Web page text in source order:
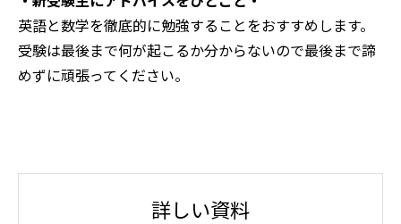
英語と数学を徹底的に勉強することをおすすめします。
受験は最後まで何が起こるか分からないので最後まで諦
めずに頑張ってください。
詳しい資料